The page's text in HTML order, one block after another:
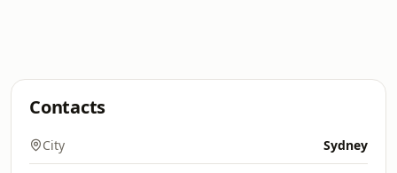
Contacts
City Sydney